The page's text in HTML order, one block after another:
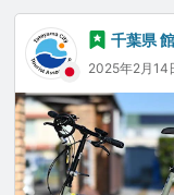
住所を確認でき
greenfarm-
千葉県
2025年2月14